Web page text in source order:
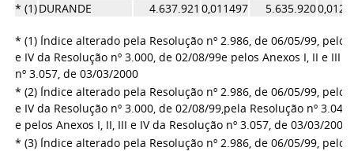
* (1)DURANDE 4.637.921 0,011497 5.635.920
* (1) Índice alterado pela Resolução nº 2.986, de 06/05/99, pelos
e IV da Resolução nº 3.000, de 02/08/99e pelos Anexos I, II e III
nº 3.057, de 03/03/2000
* (2) Índice alterado pela Resolução nº 2.986, de 06/05/99, pelos
e IV da Resolução nº 3.000, de 02/08/99,pela Resolução nº
e pelos Anexos I, II, III e IV da Resolução nº 3.057, de 03/03/2000
* (3) Índice alterado pela Resolução nº 2.986, de 06/05/99, pelos